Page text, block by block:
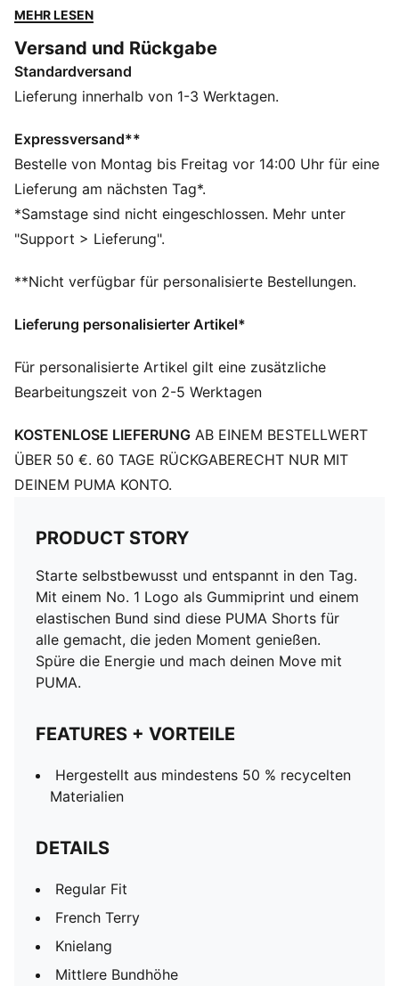
gemacht, die jeden Moment genießen. Spüre die
FEATURES + VORTEILE
Hergestellt aus mindestens 50 % recycelten
Materialien
Regular Fit
French Terry
Knielang
Mittlere Bundhöhe
Seitentasche
PUMA Kinder: Empfohlen für jüngere Kinder zwischen
MEHR LESEN
Versand und Rückgabe
Standardversand
Lieferung innerhalb von 1-3 Werktagen.
Expressversand**
Bestelle von Montag bis Freitag vor 14:00 Uhr für eine
Lieferung am nächsten Tag*.
*Samstage sind nicht eingeschlossen. Mehr unter
"Support > Lieferung".
**Nicht verfügbar für personalisierte Bestellungen.
Lieferung personalisierter Artikel*
Für personalisierte Artikel gilt eine zusätzliche
Bearbeitungszeit von 2-5 Werktagen
KOSTENLOSE LIEFERUNG AB EINEM BESTELLWERT
ÜBER 50 €. 60 TAGE RÜCKGABERECHT NUR MIT
DEINEM PUMA KONTO.
PRODUCT STORY
Starte selbstbewusst und entspannt in den Tag.
Mit einem No. 1 Logo als Gummiprint und einem
elastischen Bund sind diese PUMA Shorts für
alle gemacht, die jeden Moment genießen.
Spüre die Energie und mach deinen Move mit
PUMA.
FEATURES + VORTEILE
Hergestellt aus mindestens 50 % recycelten
Materialien
DETAILS
Regular Fit
French Terry
Knielang
Mittlere Bundhöhe